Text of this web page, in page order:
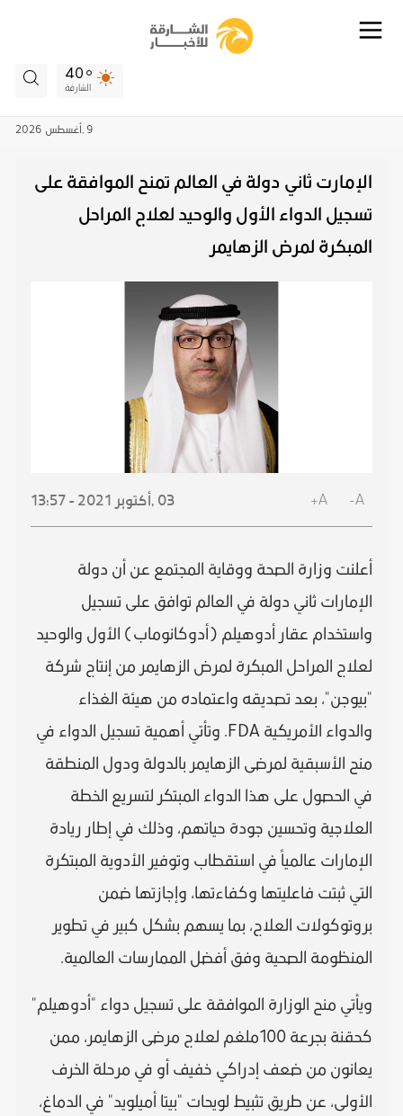
40
الشارقة
9 , أغسطس 2026
الإمارت ثاني دولة في العالم تمنح الموافقة على
تسجيل الدواء الأول والوحيد لعلاج المراحل
المبكرة لمرض الزهايمر
A-
A+
03 , أكتوبر 2021 - 13:57
أعلنت وزارة الصحة ووقاية المجتمع عن أن دولة
الإمارات ثاني دولة في العالم توافق على تسجيل
واستخدام عقار أدوهيلم (أدوكانوماب) الأول والوحيد
لعلاج المراحل المبكرة لمرض الزهايمر من إنتاج شركة
"بيوجن"، بعد تصديقه واعتماده من هيئة الغذاء
والدواء الأمريكية FDA. وتأتي أهمية تسجيل الدواء في
منح الأسبقية لمرضى الزهايمر بالدولة ودول المنطقة
في الحصول على هذا الدواء المبتكر لتسريع الخطة
العلاجية وتحسين جودة حياتهم، وذلك في إطار ريادة
الإمارات عالمياً في استقطاب وتوفير الأدوية المبتكرة
التي ثبتت فاعليتها وكفاءتها، وإجازتها ضمن
بروتوكولات العلاج، بما يسهم بشكل كبير في تطوير
المنظومة الصحية وفق أفضل الممارسات العالمية.
ويأتي منح الوزارة الموافقة على تسجيل دواء "أدوهيلم"
كحقنة بجرعة 100ملغم لعلاج مرضى الزهايمر، ممن
يعانون من ضعف إدراكي خفيف أو في مرحلة الخرف
الأولى، عن طريق تثبيط لويحات "بيتا أميلويد" في الدماغ،